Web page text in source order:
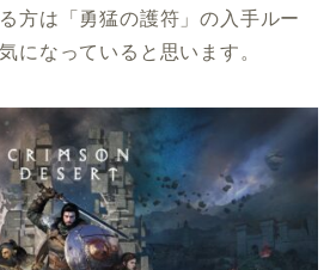
方は「勇猛の護符」の入手ルー
になっていると思います。